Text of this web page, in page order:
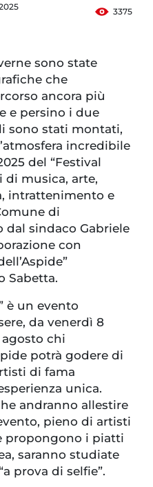
3375
sono state
che
ancora più
e persino i due
sono stati montati,
incredibile
del “Festival
di musica, arte,
intrattenimento e
di
dal sindaco Gabriele
con
Sabetta.
è un evento
da venerdì 8
agosto chi
potrà godere di
di fama
unica.
andranno allestire
pieno di artisti
propongono i piatti
saranno studiate
prova di selfie”.